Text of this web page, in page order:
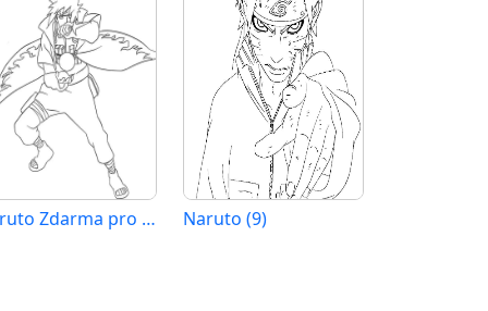
Naruto Zdarma pro Děti Naruto (9)